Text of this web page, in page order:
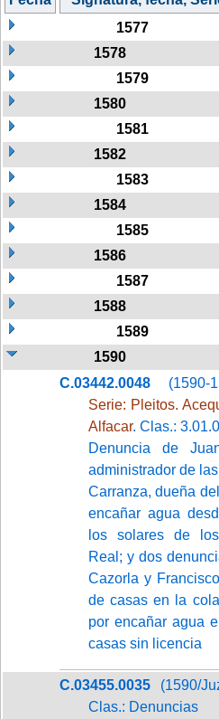
1577
1578
1579
1580
1581
1582
1583
1584
1585
1586
1587
1588
1589
1590
C.03442.0048 (1590-
Serie: Pleitos.
Alfacar. Clas.:
Denuncia de
administrador de
Carranza, dueña
encañar agua
los solares de
Real; y dos
Cazorla y
de casas en la
por encañar agua
casas sin licencia
C.03455.0035 (1590/
Clas.: Denuncias